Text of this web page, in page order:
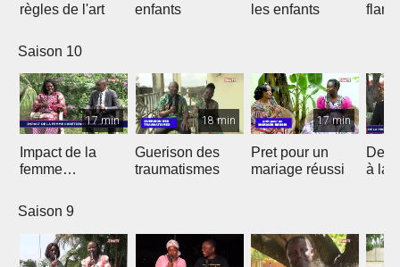
règles de l'art
enfants
les enfants
Saison 10
17 min
Impact de la
femme
sa Nation
18 min
Guerison des
traumatismes
17 min
Pret pour un
mariage réussi
De
à la
Saison 9